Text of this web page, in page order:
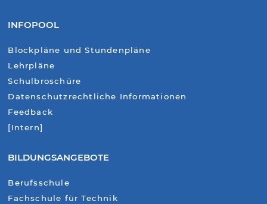
INFOPOOL
Blockpläne und Stundenpläne
Lehrpläne
Schulbroschüre
Datenschutzrechtliche Informationen
Feedback
[Intern]
BILDUNGSANGEBOTE
Berufsschule
Fachschule für Technik